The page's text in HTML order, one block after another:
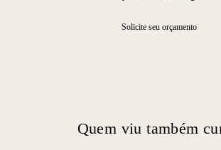
Solicite seu orçamento
Quem viu também